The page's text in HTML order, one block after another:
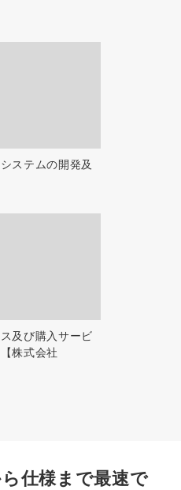
ステムの開発及
及び購入サービ
株式会社
仕様まで最速で